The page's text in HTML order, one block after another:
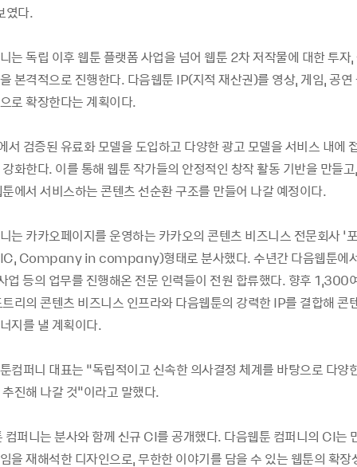
였다.
는 독립 이후 웹툰 플랫폼 사업을 넘어 웹툰 2차 저작물에 대한 투자
본격적으로 진행한다. 다음웹툰 IP(지적 재산권)를 영상, 게임, 공연
로 확장한다는 계획이다.
서 검증된 유료화 모델을 도입하고 다양한 광고 모델을 서비스 내에
화한다. 이를 통해 웹툰 작가들의 안정적인 창작 활동 기반을 만들
에서 서비스하는 콘텐츠 선순환 구조를 만들어 나갈 예정이다.
는 카카오페이지를 운영하는 카카오의 콘텐츠 비즈니스 전문회사 ‘
Company in company)형태로 분사했다. 수년간 다음웹툰에
업 등의 업무를 진행해온 전문 인력들이 전원 합류했다. 향후 1,300
리의 콘텐츠 비즈니스 인프라와 다음웹툰의 강력한 IP를 결합해 콘
지를 낼 계획이다.
컴퍼니 대표는 “독립적이고 신속한 의사결정 체계를 바탕으로 다양
진해 나갈 것"이라고 말했다.
컴퍼니는 분사와 함께 신규 CI를 공개했다. 다음웹툰 컴퍼니의 CI는
을 재해석한 디자인으로, 무한한 이야기를 담을 수 있는 웹툰의 확장